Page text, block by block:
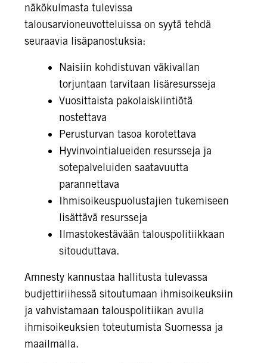
näkökulmasta tulevissa
talousarvioneuvotteluissa on syytä tehdä
seuraavia lisäpanostuksia:
Naisiin kohdistuvan väkivallan
torjuntaan tarvitaan lisäresursseja
Vuosittaista pakolaiskiintiötä
nostettava
Perusturvan tasoa korotettava
Hyvinvointialueiden resursseja ja
sotepalveluiden saatavuutta
parannettava
Ihmisoikeuspuolustajien tukemiseen
lisättävä resursseja
Ilmastokestävään talouspolitiikkaan
sitouduttava.
Amnesty kannustaa hallitusta tulevassa
budjettiriihessä sitoutumaan ihmisoikeuksiin
ja vahvistamaan talouspolitiikan avulla
ihmisoikeuksien toteutumista Suomessa ja
maailmalla.